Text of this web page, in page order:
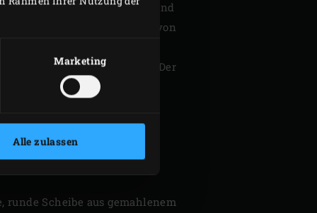
Marketing
Alle zulassen
schmeckt delikat und
auch mit dem Geschmack von
Speiseplanzu setzen? Der
Dezember in großer Zahl
Scheibe aus gemahlenem